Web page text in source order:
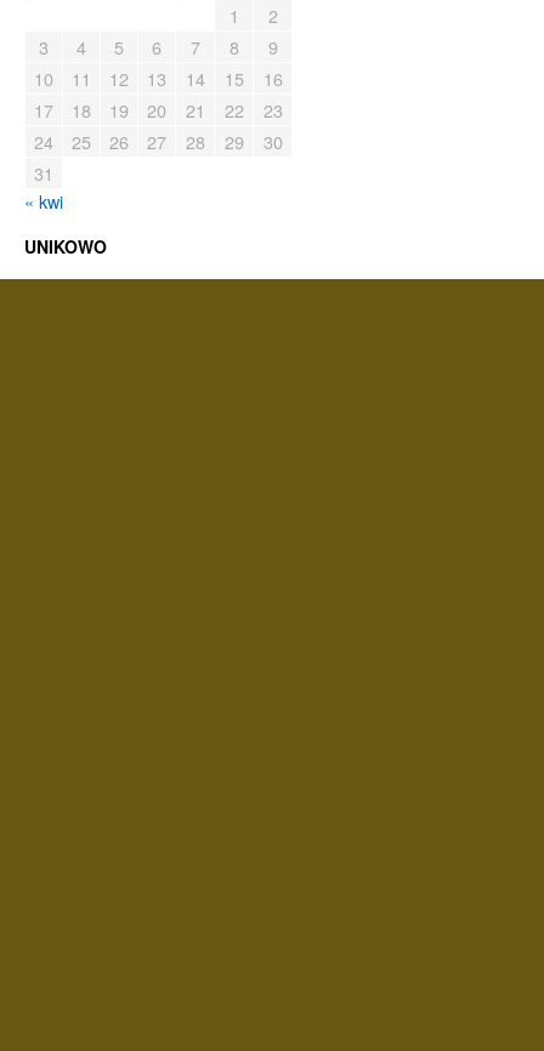
1
2
3
4 5 6 7 8
9
10
11 12 13 14 15
16
17
18 19 20 21 22
23
24
25 26 27 28 29
30
31
« kwi
UNIKOWO